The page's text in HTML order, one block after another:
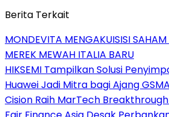
Berita Terkait
MONDEVITA MENGAKUISISI
MEREK MEWAH ITALIA BARU
HIKSEMI Tampilkan Solusi
Huawei Jadi Mitra bagi Ajang
Cision Raih MarTech